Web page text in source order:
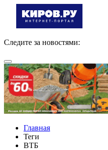
Следите за новостями:
Главная
Теги
ВТБ